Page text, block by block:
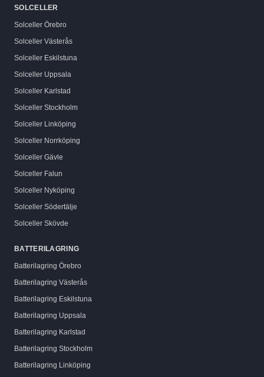
SOLCELLER
Solceller Örebro
Solceller Västerås
Solceller Eskilstuna
Solceller Uppsala
Solceller Karlstad
Solceller Stockholm
Solceller Linköping
Solceller Norrköping
Solceller Gävle
Solceller Falun
Solceller Nyköping
Solceller Södertälje
Solceller Skövde
BATTERILAGRING
Batterilagring Örebro
Batterilagring Västerås
Batterilagring Eskilstuna
Batterilagring Uppsala
Batterilagring Karlstad
Batterilagring Stockholm
Batterilagring Linköping